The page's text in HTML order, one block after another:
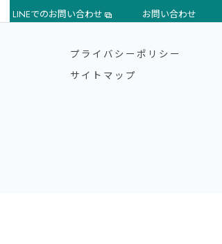
LINEでのお問い合わせ お問い合わせ
プライバシーポリシー
サイトマップ